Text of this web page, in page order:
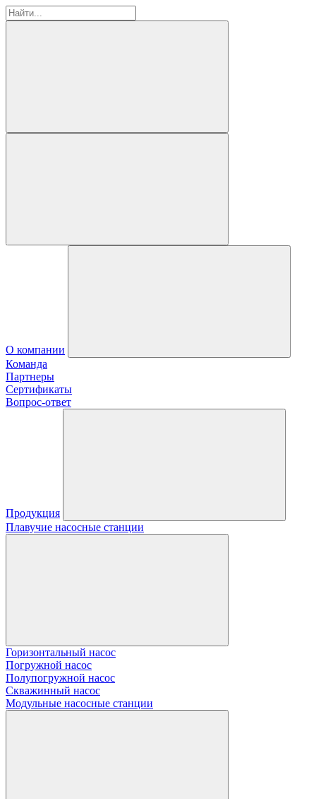
О компании
Команда
Партнеры
Сертификаты
Вопрос-ответ
Продукция
Плавучие насосные станции
Горизонтальный насос
Погружной насос
Полупогружной насос
Скважинный насос
Модульные насосные станции